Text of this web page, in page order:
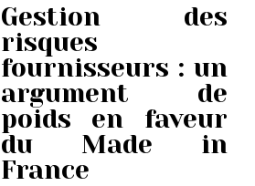
Gestion des
risques
fournisseurs : un
argument de
poids en faveur
du Made in
France